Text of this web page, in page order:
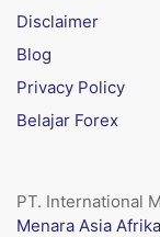
Disclaimer
Blog
Privacy Policy
Belajar Forex
PT. International
Menara Asia